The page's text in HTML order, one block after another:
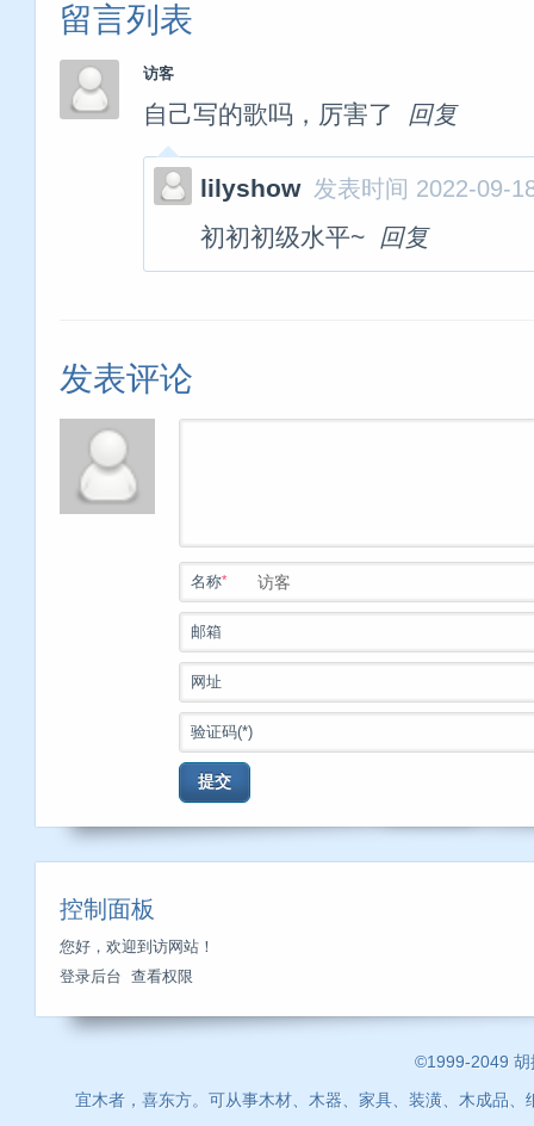
留言列表
访客
自己写的歌吗，厉害了 回复
lilyshow 发表时间 2022-09-
初初初级水平~ 回复
发表评论
名称*
邮箱
网址
验证码(*)
提交
控制面板
您好，欢迎到访网站！
登录后台
查看权限
©1999-2049 胡
宜木者，喜东方。可从事木材、木器、家具、装潢、木成品